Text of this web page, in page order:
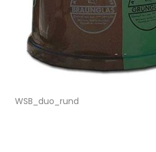
WSB_duo_rund